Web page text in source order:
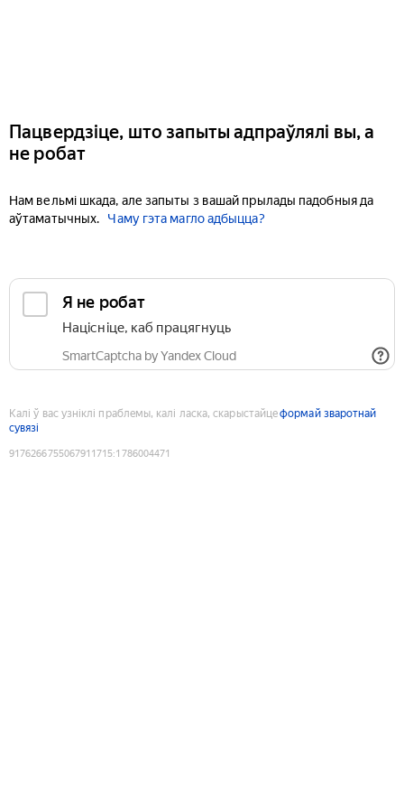
Пацвердзіце, што запыты адпраўлялі вы, а
не робат
Нам вельмі шкада, але запыты з вашай прылады падобныя да
аўтаматычных.
Чаму гэта магло адбыцца?
Я не робат
Націсніце, каб працягнуць
SmartCaptcha by Yandex Cloud
Калі ў вас узніклі праблемы, калі ласка, скарыстайцеформай зваротнай
сувязі
9176266755067911715:1786004471